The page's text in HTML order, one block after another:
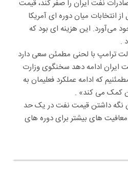
نفت ایران را صفر کند، قیمت
انتخابات میان دوره ای آمریکا
می‌آورد. این هزینه ای بود که
.
ترامپ با لحنی مطمئن سعی دارد
ادامه دهد سخنگوی وزارت
که ادامه عملکرد فعلیمان به
کمک می کند» .
نگه داشتن قیمت نفت در یک حد
های بیشتر برای دوره های